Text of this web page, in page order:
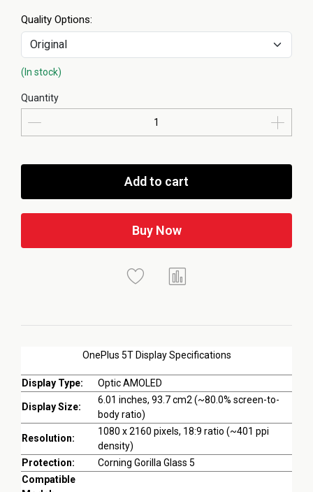
OnePlus 5T Display Specifications
Display Type: Optic AMOLED
Display Size:
6.01 inches, 93.7 cm2 (~80.0% screen-to-
body ratio)
Resolution:
1080 x 2160 pixels, 18:9 ratio (~401 ppi
density)
Protection:
Corning Gorilla Glass 5
Compatible
Quality Options:
(In stock)
Quantity
Add to cart
Buy Now